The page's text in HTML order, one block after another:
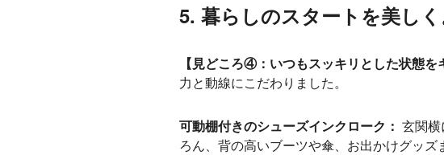
5. 暮らしのスタートを美し
【見どころ④：いつもスッキリとした状態を
力と動線にこだわりました。
可動棚付きのシューズインクローク： 玄関
ろん、背の高いブーツや傘、お出かけグッズ